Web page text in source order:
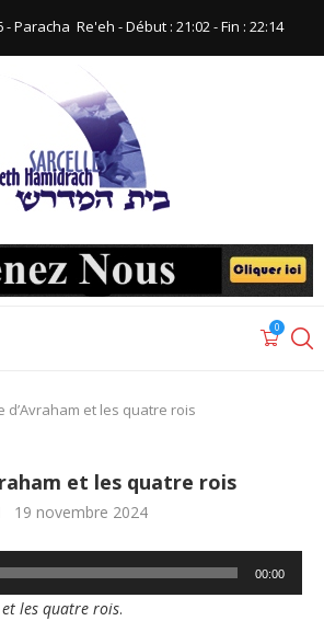
Paracha ‪ Re'eh‬ - Début : 21:02‬ - Fin : ‪22:14‬
0
d’Avraham et les quatre rois
et les quatre rois
19 novembre 2024
00:00
et les quatre rois.